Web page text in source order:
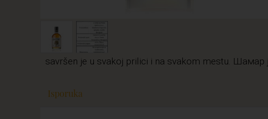
savršen je u svakoj prilici i na svakom mestu. Шамар
Isporuka